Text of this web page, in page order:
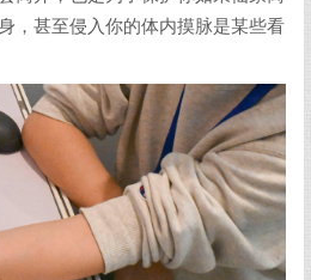
，甚至侵入你的体内摸脉是某些看